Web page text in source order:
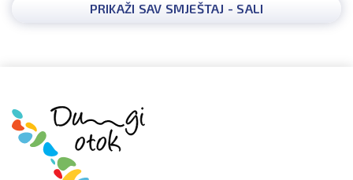
PRIKAŽI SAV SMJEŠTAJ - SALI